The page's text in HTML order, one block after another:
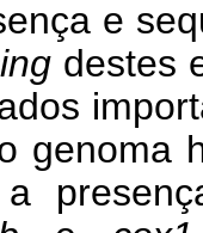
e
destes
genoma
a